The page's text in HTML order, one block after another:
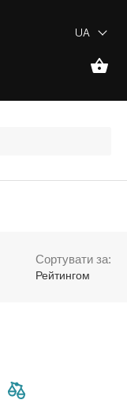
UA
Сортувати за:
Рейтингом